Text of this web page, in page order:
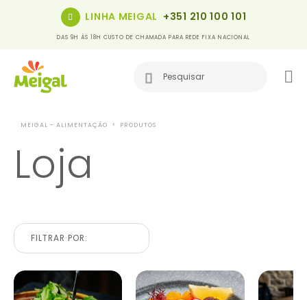
LINHA MEIGAL +351 210 100 101
DAS 9H ÀS 18H CUSTO DE CHAMADA PARA REDE FIXA NACIONAL
MEIGAL - ALIMENTAÇÃO PRODUTOS
Loja
FILTRAR POR: